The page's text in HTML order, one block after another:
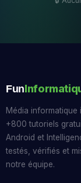
Fun
Média informatique
+800 tutoriels
Android et
testés, vérifiés et
notre équipe.